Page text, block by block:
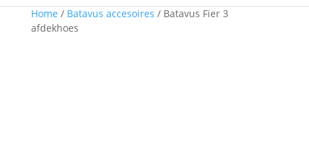
Home / Batavus accesoires / Batavus Fier 3
afdekhoes